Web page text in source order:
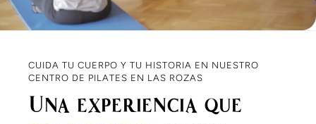
CUIDA TU CUERPO Y TU HISTORIA EN NUESTRO
CENTRO DE PILATES EN LAS ROZAS
Una experiencia que